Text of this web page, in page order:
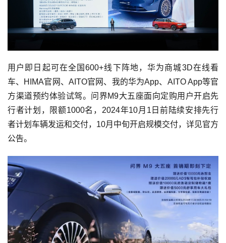
用户即日起可在全国600+线下阵地，华为商城3D在线看
车、HIMA官网、AITO官网、我的华为App、AITO App等官
方渠道预约体验试驾。问界M9大五座面向定购用户开启先
行者计划，限额1000名，2024年10月1日前陆续安排先行
者计划车辆发运和交付，10月中旬开启规模交付，详见官方
公告。